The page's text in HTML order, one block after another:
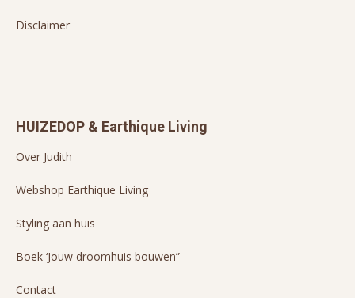
Disclaimer
HUIZEDOP & Earthique Living
Over Judith
Webshop Earthique Living
Styling aan huis
Boek ‘Jouw droomhuis bouwen”
Contact